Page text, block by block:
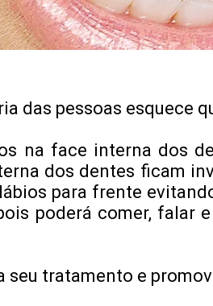
das pessoas esquece
na face interna dos
dos dentes ficam
para frente
poderá comer, falar
seu tratamento e